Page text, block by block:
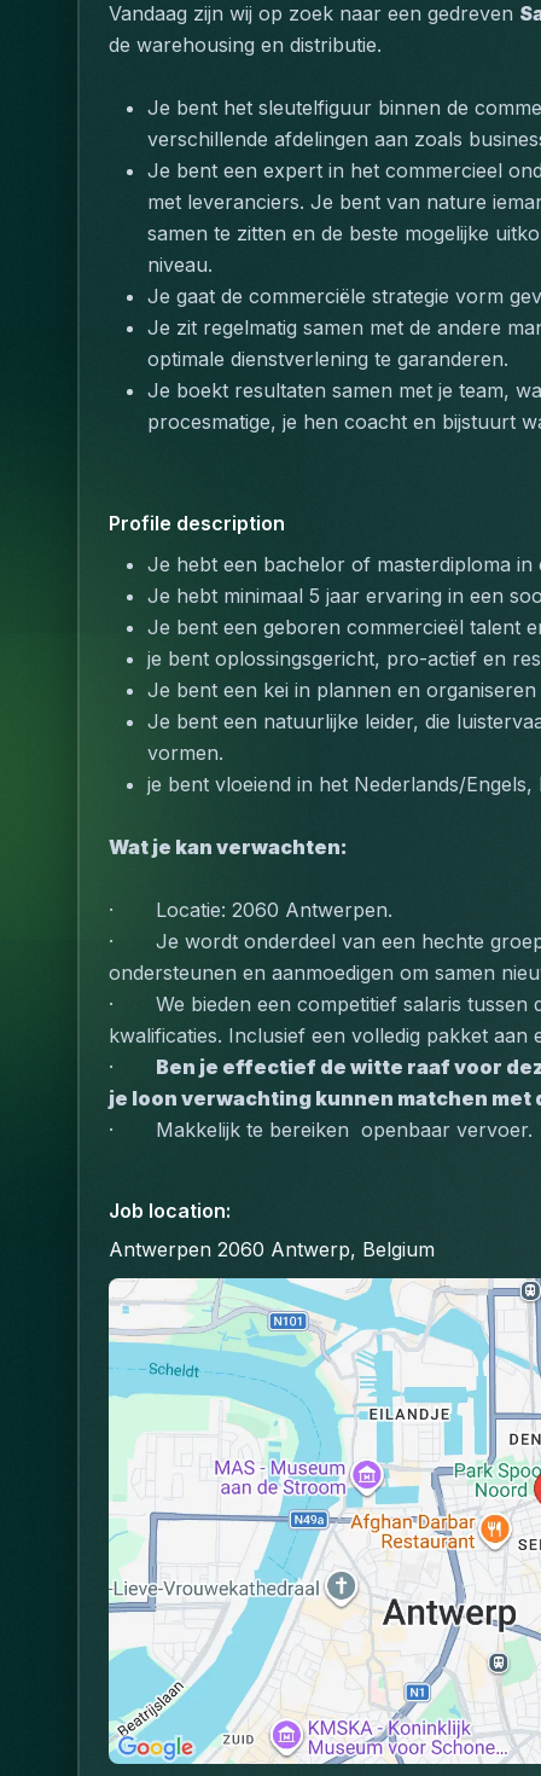
Vandaag zijn wij op zoek naar een gedreven
de warehousing en distributie.
Je bent het sleutelfiguur binnen de
verschillende afdelingen aan zoals
Je bent een expert in het commercieel
met leveranciers. Je bent van nature
samen te zitten en de beste mogelijke
niveau.
Je gaat de commerciële strategie vorm
Je zit regelmatig samen met de andere
optimale dienstverlening te garanderen.
Je boekt resultaten samen met je team,
procesmatige, je hen coacht en bijstuurt
Profile description
Je hebt een bachelor of masterdiploma
Je hebt minimaal 5 jaar ervaring in een
Je bent een geboren commercieël talent
je bent oplossingsgericht, pro-actief en
Je bent een kei in plannen en
Je bent een natuurlijke leider, die
vormen.
je bent vloeiend in het Nederlands/
Wat je kan verwachten:
·       Locatie: 2060 Antwerpen.
·       Je wordt onderdeel van een hechte
ondersteunen en aanmoedigen om samen
·       We bieden een competitief salaris
kwalificaties. Inclusief een volledig pakket aan
· Ben je effectief de witte raaf voor
je loon verwachting kunnen matchen met
·       Makkelijk te bereiken  openbaar vervoer.
Job location:
Antwerpen 2060 Antwerp, Belgium